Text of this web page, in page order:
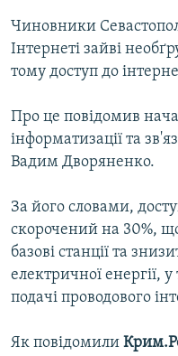
Чиновники
Інтернеті зайві
тому доступ до
Про це повідомив
інформатизації та
Вадим Дворяненко.
За його словами,
скорочений на 30%,
базові станції та
електричної енергії,
подачі проводового
Як повідомили